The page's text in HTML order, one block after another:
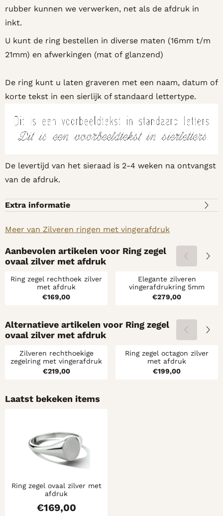
rubber kunnen we verwerken, net als de afdruk in
inkt.
U kunt de ring bestellen in diverse maten (16mm t/m
21mm) en afwerkingen (mat of glanzend)
De ring kunt u laten graveren met een naam, datum of
korte tekst in een sierlijk of standaard lettertype.
De levertijd van het sieraad is 2-4 weken na ontvangst
van de afdruk.
Extra informatie
Meer van Zilveren ringen met vingerafdruk
Aanbevolen artikelen voor Ring zegel
ovaal zilver met afdruk
Ring zegel rechthoek zilver
met afdruk
Prijs: 169,00
€169,00
Elegante zilveren
vingerafdrukring 5mm
Prijs: 279,00
€279,00
Alternatieve artikelen voor Ring zegel
ovaal zilver met afdruk
Zilveren rechthoekige
zegelring met vingerafdruk
Prijs: 219,00
€219,00
Ring zegel octagon zilver
met afdruk
Prijs: 199,00
€199,00
Laatst bekeken items
Ring zegel ovaal zilver met
afdruk
€169,00